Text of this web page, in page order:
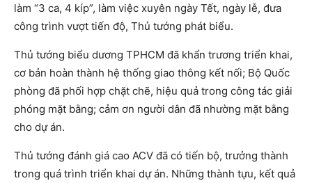
làm “3 ca, 4 kíp”, làm việc xuyên ngày Tết, ngày lễ, đưa
công trình vượt tiến độ, Thủ tướng phát biểu.
Thủ tướng biểu dương TPHCM đã khẩn trương triển khai,
cơ bản hoàn thành hệ thống giao thông kết nối; Bộ Quốc
phòng đã phối hợp chặt chẽ, hiệu quả trong công tác giải
phóng mặt bằng; cảm ơn người dân đã nhường mặt bằng
cho dự án.
Thủ tướng đánh giá cao ACV đã có tiến bộ, trưởng thành
trong quá trình triển khai dự án. Những thành tựu, kết quả